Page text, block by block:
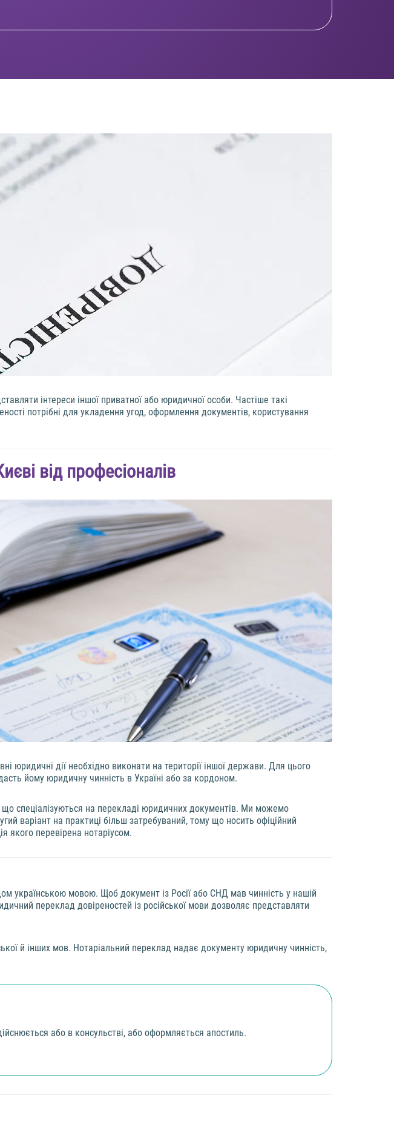
інтереси іншої приватної або юридичної особи. Частіше такі
потрібні для укладення угод, оформлення документів, користування
від професіоналів
юридичні дії необхідно виконати на території іншої держави. Для цього
йому юридичну чинність в Україні або за кордоном.
спеціалізуються на перекладі юридичних документів. Ми можемо
варіант на практиці більш затребуваний, тому що носить офіційний
якого перевірена нотаріусом.
українською мовою. Щоб документ із Росії або СНД мав чинність у нашій
переклад довіреностей із російської мови дозволяє представляти
й інших мов. Нотаріальний переклад надає документу юридичну чинність,
або в консульстві, або оформляється апостиль.